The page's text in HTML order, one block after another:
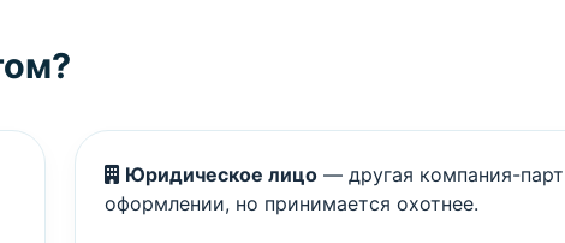
Юридическое лицо — другая компания-
оформлении, но принимается охотнее.